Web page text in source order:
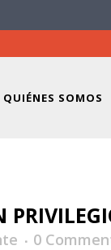
QUIÉNES SOMOS
0